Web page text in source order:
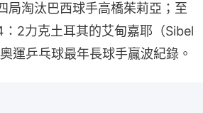
局淘汰巴西球手高橋茱莉亞；至
2力克土耳其的艾甸嘉耶（Sibel
運乒乓球最年長球手贏波紀錄。